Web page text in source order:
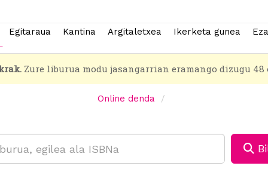
Egitaraua Kantina Argitaletxea Ikerketa gunea
Zure liburua modu jasangarrian eramango dizugu 48
Online denda